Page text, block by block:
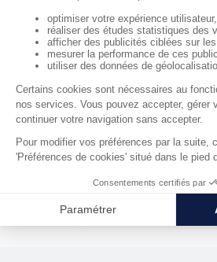
Conteneur à déchets 1100 L Jaune
RÉF. 03009